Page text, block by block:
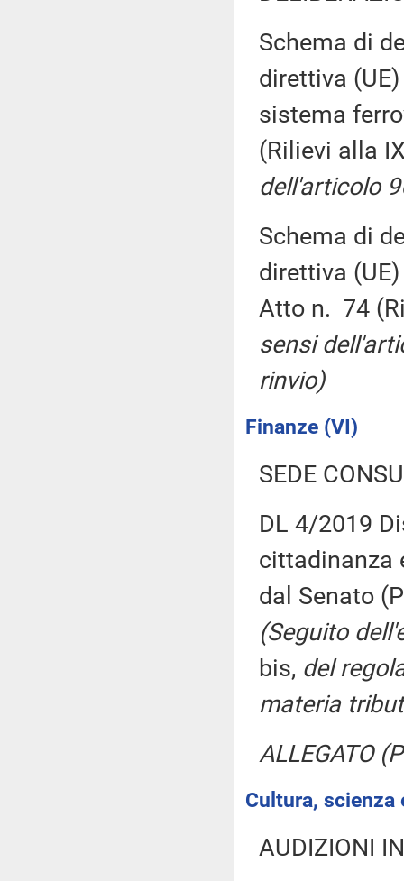
Schema di
direttiva
sistema
(Rilievi alla
dell'articolo
Schema di
direttiva
Atto n. 74
sensi
rinvio)
Finanze (VI)
SEDE
DL 4/2019
cittadinanza
dal Senato
(Seguito
bis, del
materia
ALLEGATO
Cultura,
AUDIZIONI